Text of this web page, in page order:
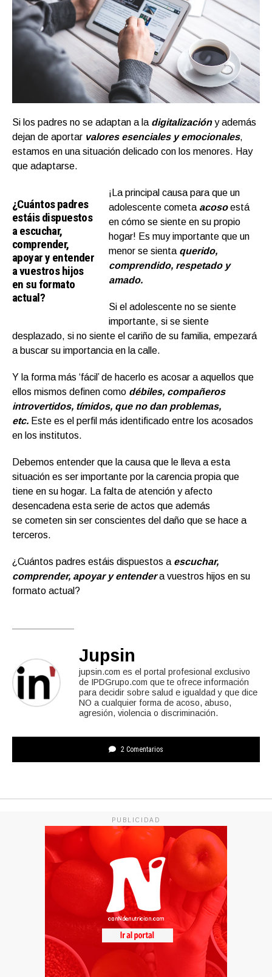
Si los padres no se adaptan a la digitalizacióny además
dejan de aportar valores esenciales y emocionales,
estamos en una situación delicado con los menores. Hay
que adaptarse.
¿Cuántos padres
estáis dispuestos
a escuchar,
comprender,
apoyar y entender
a vuestros hijos
en su formato
actual?
¡La principal causa para que un
adolescente cometa acosoestá
en cómo se siente en su propio
hogar! Es muy importante que un
menor se sienta querido,
comprendido, respetado y
amado.
Si el adolescente no se siente
importante, si se siente
desplazado, si no siente el cariño de su familia, empezará
a buscar su importancia en la calle.
Y la forma más ‘fácil’ de hacerlo es acosar a aquellos que
ellos mismos definen como débiles, compañeros
introvertidos, tímidos, que no dan problemas,
etc. Este es el perfil más identificado entre los acosados
en los institutos.
Debemos entender que la causa que le lleva a esta
situación es ser importante por la carencia propia que
tiene en su hogar. La falta de atención y afecto
desencadena esta serie de actos que además
se cometen sin ser conscientes del daño que se hace a
terceros.
¿Cuántos padres estáis dispuestos a escuchar,
comprender, apoyar y entendera vuestros hijos en su
formato actual?
Jupsin
jupsin.com es el portal profesional exclusivo
de IPDGrupo.com que te ofrece información
para decidir sobre salud e igualdad y que dice
NO a cualquier forma de acoso, abuso,
agresión, violencia o discriminación.
2 Comentarios
PUBLICIDAD